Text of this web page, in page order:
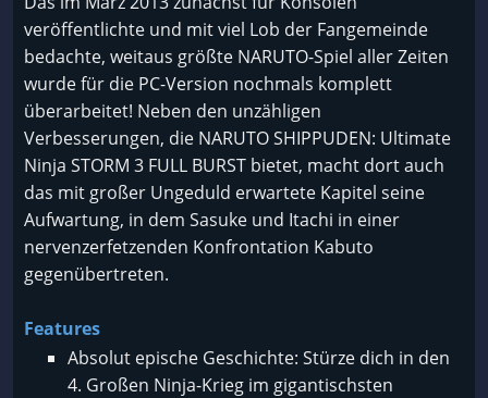
veröffentlichte und mit viel Lob der Fangemeinde
bedachte, weitaus größte NARUTO-Spiel aller Zeiten
wurde für die PC-Version nochmals komplett
überarbeitet! Neben den unzähligen
Verbesserungen, die NARUTO SHIPPUDEN: Ultimate
Ninja STORM 3 FULL BURST bietet, macht dort auch
das mit großer Ungeduld erwartete Kapitel seine
Aufwartung, in dem Sasuke und Itachi in einer
nervenzerfetzenden Konfrontation Kabuto
gegenübertreten.
Features
Absolut epische Geschichte: Stürze dich in den
4. Großen Ninja-Krieg im gigantischsten